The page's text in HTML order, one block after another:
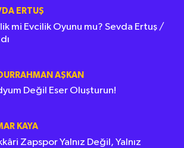
ERTUŞ
mi Evcilik Oyunu mu? Sevda Ertuş /
AŞKAN
Değil Eser Oluşturun!
KAYA
Zapspor Yalnız Değil, Yalnız